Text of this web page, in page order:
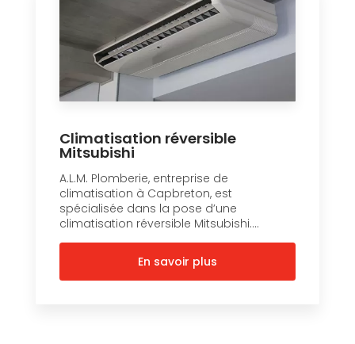
Climatisation réversible
Mitsubishi
A.L.M. Plomberie, entreprise de
climatisation à Capbreton, est
spécialisée dans la pose d’une
climatisation réversible Mitsubishi....
En savoir plus